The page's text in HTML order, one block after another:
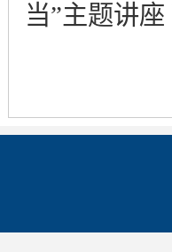
当”主题讲座